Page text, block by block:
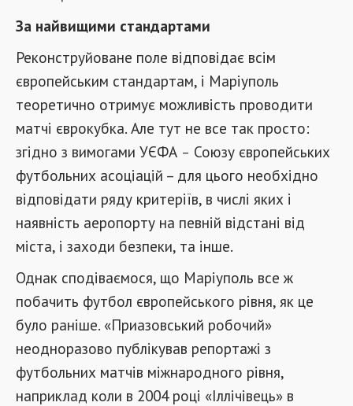
За найвищими стандартами
Реконструйоване поле відповідає всім
європейським стандартам, і Маріуполь
теоретично отримує можливість проводити
матчі єврокубка. Але тут не все так просто:
згідно з вимогами УЄФА – Союзу європейських
футбольних асоціацій – для цього необхідно
відповідати ряду критеріїв, в числі яких і
наявність аеропорту на певній відстані від
міста, і заходи безпеки, та інше.
Однак сподіваємося, що Маріуполь все ж
побачить футбол європейського рівня, як це
було раніше. «Приазовський робочий»
неодноразово публікував репортажі з
футбольних матчів міжнародного рівня,
наприклад коли в 2004 році «Іллічівець» в